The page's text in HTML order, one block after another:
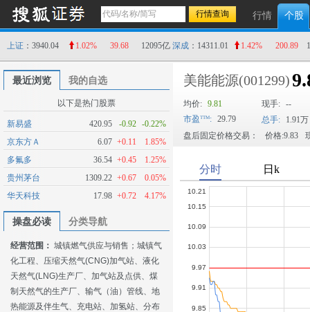
行情 个股
上证 ：3940.04 1.02% 39.68 12095亿 深成 ：14311.01 1.42% 200.89
最近浏览 我的自选
以下是热门股票
新易盛 420.95 -0.92 -0.22%
京东方Ａ
6.07 +0.11
1.85%
多氟多
36.54 +0.45
1.25%
贵州茅台
1309.22 +0.67
0.05%
华天科技
17.98 +0.72 4.17%
操盘必读 分类导航
经营范围： 城镇燃气供应与销售；城镇气
化工程、压缩天然气(CNG)加气站、液化
天然气(LNG)生产厂、加气站及点供、煤
制天然气的生产厂、输气（油）管线、地
热能源及伴生气、充电站、加氢站、分布
美能能源(001299)
均价: 9.81 现手: --
市盈
: 29.79 总手:
1.91万
盘后固定价格交易：
价格:9.83